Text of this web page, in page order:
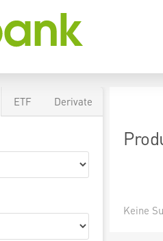
ETF Derivate
Keine